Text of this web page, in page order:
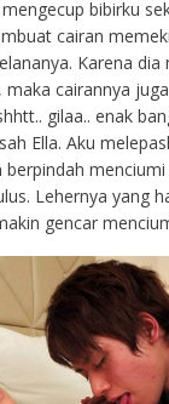
bibirku
cairan
Karena dia
maka cairannya
gilaa.. enak
Ella. Aku
berpindah
Lehernya yang
gencar